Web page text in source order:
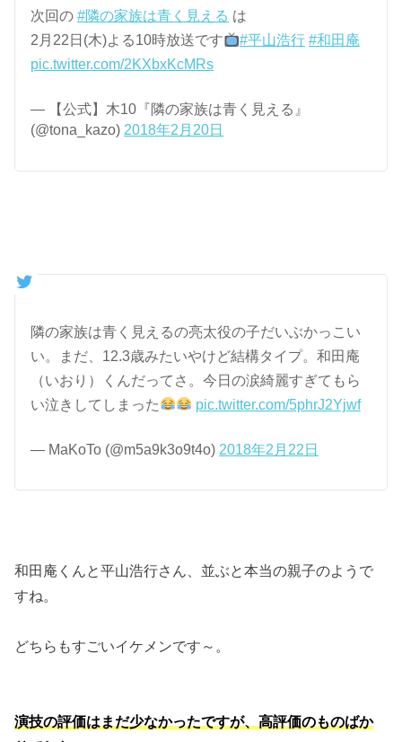
次回の#隣の家族は青く見える は
2月22日(木)よる10時放送です
#平山浩行 #和田庵
pic.twitter.com/2KXbxKcMRs
— 【公式】木10『隣の家族は青く見える』
(@tona_kazo) 2018年2月20日
隣の家族は青く見えるの亮太役の子だいぶかっこい
い。まだ、12.3歳みたいやけど結構タイプ。和田庵
（いおり）くんだってさ。今日の涙綺麗すぎてもら
い泣きしてしまった
pic.twitter.com/5phrJ2Yjwf
— MaKoTo (@m5a9k3o9t4o) 2018年2月22日
和田庵くんと平山浩行さん、並ぶと本当の親子のようで
すね。
どちらもすごいイケメンです～。
演技の評価はまだ少なかったですが、高評価のものばか